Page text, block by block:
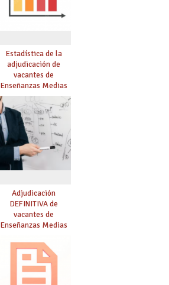
Estadística de la
adjudicación de
vacantes de
Enseñanzas Medias
para el curso 26/27
Adjudicación
DEFINITIVA de
vacantes de
Enseñanzas Medias